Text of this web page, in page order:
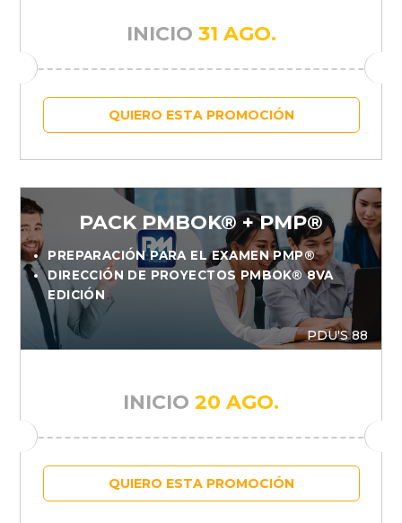
INICIO 31 AGO.
QUIERO ESTA PROMOCIÓN
PACK PMBOK® + PMP®
PREPARACIÓN PARA EL EXAMEN PMP®
DIRECCIÓN DE PROYECTOS PMBOK® 8VA
EDICIÓN
PDU'S 88
INICIO 20 AGO.
QUIERO ESTA PROMOCIÓN